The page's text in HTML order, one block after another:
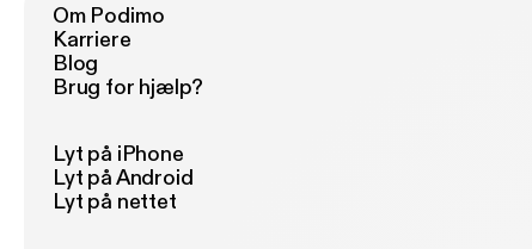
Om Podimo
Karriere
Blog
Brug for hjælp?
Lyt på iPhone
Lyt på Android
Lyt på nettet